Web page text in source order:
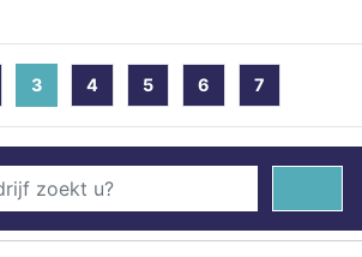
3(current)
4 5 6 7